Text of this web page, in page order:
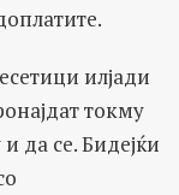
илјади
токму
да се. Бидејќи